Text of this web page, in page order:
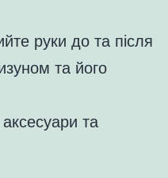
руки до та після
та його
та